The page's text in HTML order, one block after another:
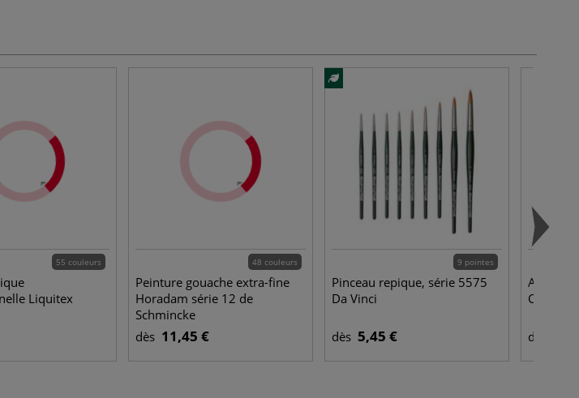
55 couleurs
Liquitex
48 couleurs
Peinture gouache extra-fine
Horadam série 12 de
Schmincke
dès 11,45 €
9 pointes
Pinceau repique, série 5575
Da Vinci
dès 5,45 €
Art
Canson
dès